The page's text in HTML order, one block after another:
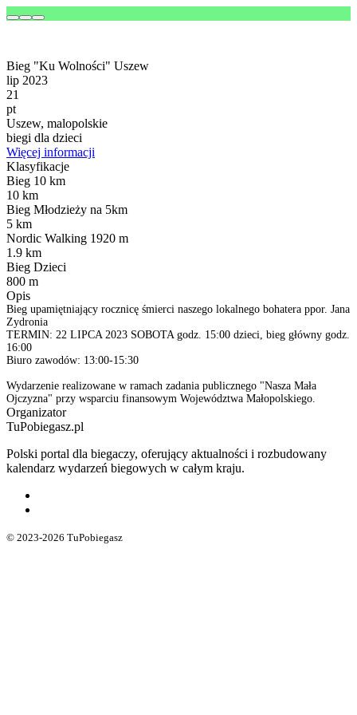
Bieg "Ku Wolności" Uszew
lip 2023
21
pt
Uszew, malopolskie
biegi dla dzieci
Więcej informacji
Klasyfikacje
Bieg 10 km
10 km
Bieg Młodzieży na 5km
5 km
Nordic Walking 1920 m
1.9 km
Bieg Dzieci
800 m
Opis
Bieg upamiętniający rocznicę śmierci naszego lokalnego bohatera ppor. Jana
Zydronia
TERMIN: 22 LIPCA 2023 SOBOTA godz. 15:00 dzieci, bieg główny godz.
16:00
Biuro zawodów: 13:00-15:30
Wydarzenie realizowane w ramach zadania publicznego "Nasza Mała
Ojczyzna" przy wsparciu finansowym Województwa Małopolskiego.
Organizator
TuPobiegasz.pl
Polski portal dla biegaczy, oferujący aktualności i rozbudowany
kalendarz wydarzeń biegowych w całym kraju.
© 2023-2026 TuPobiegasz